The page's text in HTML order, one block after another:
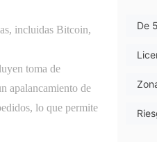
incluidas Bitcoin,
toma de
apalancamiento de
lo que permite
De